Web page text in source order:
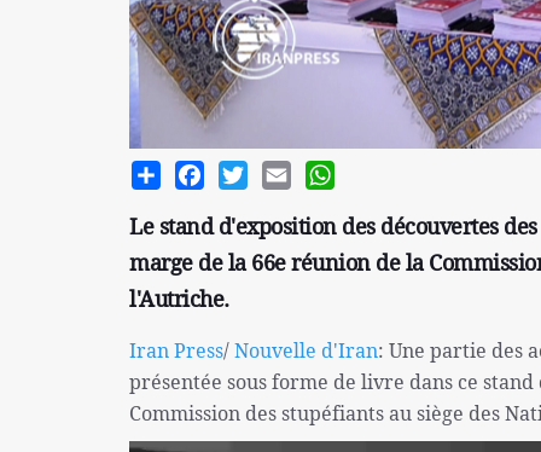
Share FacebookTwitterEmail
Le stand d'exposition des découvertes
marge de la 66e réunion de la
l'Autriche.
Iran Press/Nouvelle d'Iran: Une partie des
présentée sous forme de livre dans ce
Commission des stupéfiants au siège des